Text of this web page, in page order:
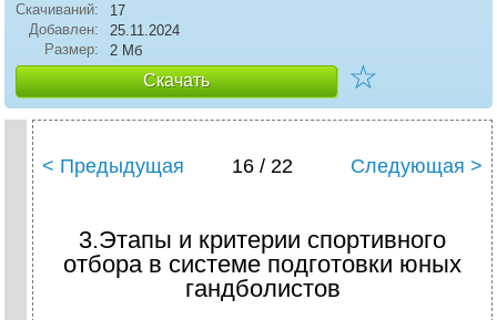
Скачиваний:
17
Добавлен:
25.11.2024
Размер:
2 Мб
Скачать ☆
< Предыдущая 16 / 22 Следующая >
3.Этапы и критерии спортивного
отбора в системе подготовки юных
гандболистов